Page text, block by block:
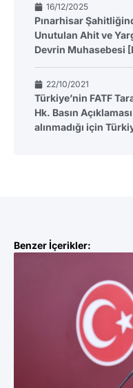
16/12/2025
Pınarhisar
Unutulan Ahit ve
Devrin Muhasebesi
22/10/2021
Türkiye’nin FATF
Hk. Basın
alınmadığı için
Benzer İçerikler: